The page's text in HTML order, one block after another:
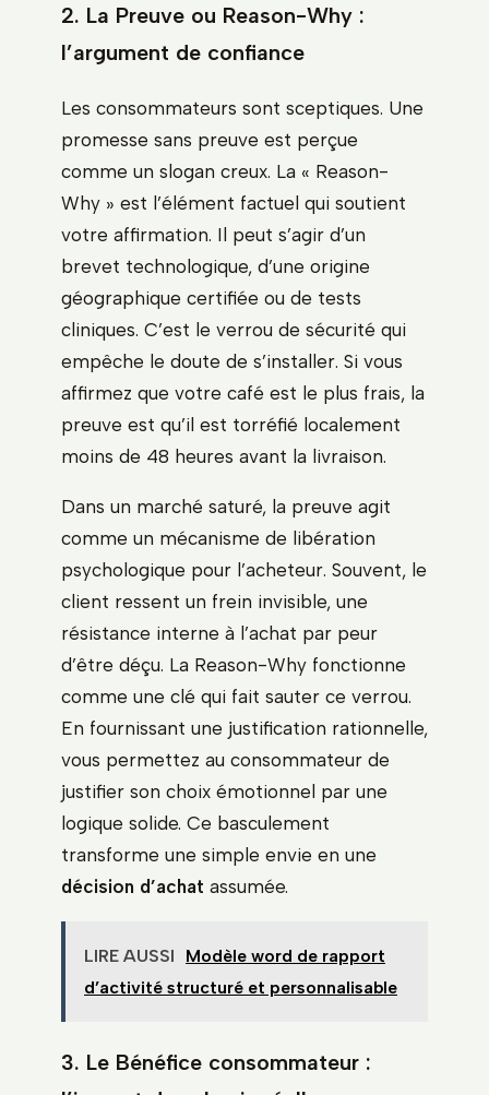
2. La Preuve ou Reason-Why :
l’argument de confiance
Les consommateurs sont sceptiques. Une
promesse sans preuve est perçue
comme un slogan creux. La « Reason-
Why » est l’élément factuel qui soutient
votre affirmation. Il peut s’agir d’un
brevet technologique, d’une origine
géographique certifiée ou de tests
cliniques. C’est le verrou de sécurité qui
empêche le doute de s’installer. Si vous
affirmez que votre café est le plus frais, la
preuve est qu’il est torréfié localement
moins de 48 heures avant la livraison.
Dans un marché saturé, la preuve agit
comme un mécanisme de libération
psychologique pour l’acheteur. Souvent, le
client ressent un frein invisible, une
résistance interne à l’achat par peur
d’être déçu. La Reason-Why fonctionne
comme une clé qui fait sauter ce verrou.
En fournissant une justification rationnelle,
vous permettez au consommateur de
justifier son choix émotionnel par une
logique solide. Ce basculement
transforme une simple envie en une
décision d’achat assumée.
LIRE AUSSI
Modèle word de rapport
d’activité structuré et personnalisable
3. Le Bénéfice consommateur :